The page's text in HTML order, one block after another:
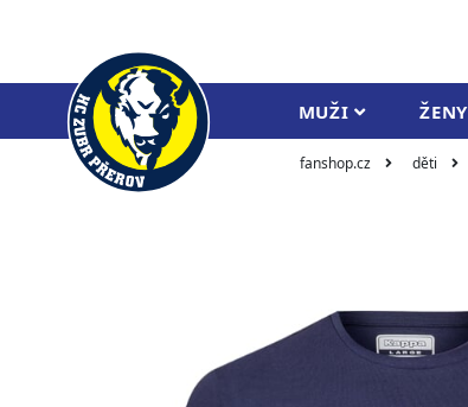
MUŽI ŽENY
fanshop.cz děti